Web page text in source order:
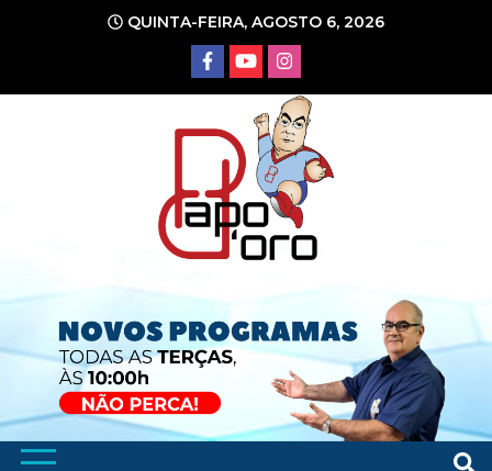
conteúdo
QUINTA-FEIRA, AGOSTO 6, 2026